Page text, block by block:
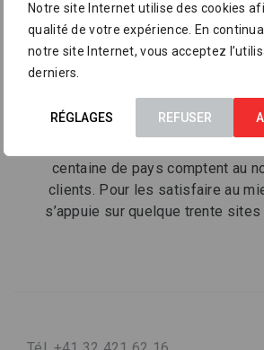
Notre site Internet utilise des cookies
qualité de votre expérience. En
notre site Internet, vous acceptez
derniers.
RÉGLAGES REFUSER
Fischer est l’un des principaux
systèmes de tuyaux en plastique
spécialisé dans les solutions de
composants de haute qualité pour
l’eau, des produits chimiques et
les services y afférents. Les
centaine de pays comptent au
clients. Pour les satisfaire au
s’appuie sur quelque trente